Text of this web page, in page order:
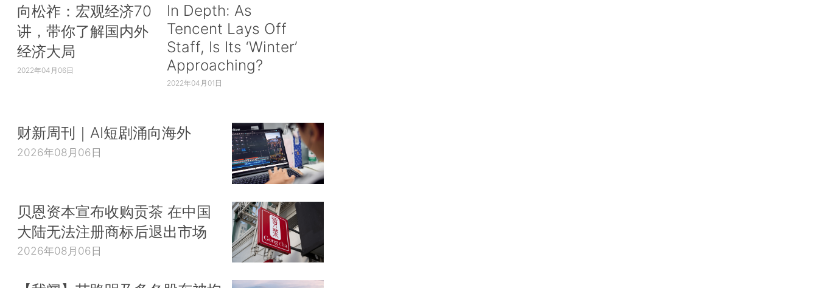
向松祚：宏观经济70
讲，带你了解国内外
经济大局
2022年04月06日
In Depth: As
Tencent Lays Off
Staff, Is Its ‘Winter’
Approaching?
2022年04月01日
财新周刊｜AI短剧涌向海外
2026年08月06日
贝恩资本宣布收购贡茶 在中国
大陆无法注册商标后退出市场
2026年08月06日